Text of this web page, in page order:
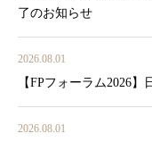
了のお知らせ
2026.08.01
【FPフォーラム2026
2026.08.01